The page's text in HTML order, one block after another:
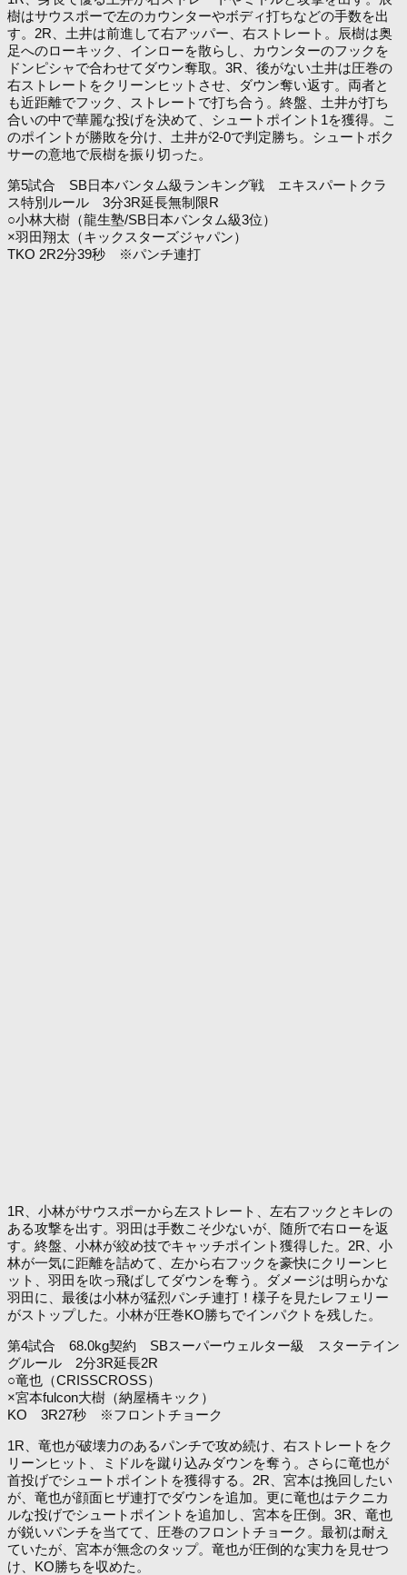
樹はサウスポーで左のカウンターやボディ打ちなどの手数を出
す。2R、土井は前進して右アッパー、右ストレート。辰樹は奥
足へのローキック、インローを散らし、カウンターのフックを
ドンピシャで合わせてダウン奪取。3R、後がない土井は圧巻の
右ストレートをクリーンヒットさせ、ダウン奪い返す。両者と
も近距離でフック、ストレートで打ち合う。終盤、土井が打ち
合いの中で華麗な投げを決めて、シュートポイント1を獲得。こ
のポイントが勝敗を分け、土井が2-0で判定勝ち。シュートボク
サーの意地で辰樹を振り切った。
第5試合 SB日本バンタム級ランキング戦 エキスパートクラ
ス特別ルール 3分3R延長無制限R
○小林大樹（龍生塾/SB日本バンタム級3位）
×羽田翔太（キックスターズジャパン）
TKO 2R2分39秒 ※パンチ連打
1R、小林がサウスポーから左ストレート、左右フックとキレの
ある攻撃を出す。羽田は手数こそ少ないが、随所で右ローを返
す。終盤、小林が絞め技でキャッチポイント獲得した。2R、小
林が一気に距離を詰めて、左から右フックを豪快にクリーンヒ
ット、羽田を吹っ飛ばしてダウンを奪う。ダメージは明らかな
羽田に、最後は小林が猛烈パンチ連打！様子を見たレフェリー
がストップした。小林が圧巻KO勝ちでインパクトを残した。
第4試合 68.0kg契約 SBスーパーウェルター級 スターテイン
グルール 2分3R延長2R
○竜也（CRISSCROSS）
×宮本fulcon大樹（納屋橋キック）
KO 3R27秒 ※フロントチョーク
1R、竜也が破壊力のあるパンチで攻め続け、右ストレートをク
リーンヒット、ミドルを蹴り込みダウンを奪う。さらに竜也が
首投げでシュートポイントを獲得する。2R、宮本は挽回したい
が、竜也が顔面ヒザ連打でダウンを追加。更に竜也はテクニカ
ルな投げでシュートポイントを追加し、宮本を圧倒。3R、竜也
が鋭いパンチを当てて、圧巻のフロントチョーク。最初は耐え
ていたが、宮本が無念のタップ。竜也が圧倒的な実力を見せつ
け、KO勝ちを収めた。